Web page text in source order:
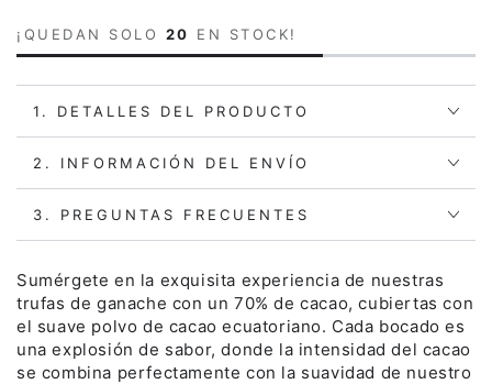
¡QUEDAN SOLO 20 EN STOCK!
1. DETALLES DEL PRODUCTO
2. INFORMACIÓN DEL ENVÍO
3. PREGUNTAS FRECUENTES
Sumérgete en la exquisita experiencia de nuestras
trufas de ganache con un 70% de cacao, cubiertas con
el suave polvo de cacao ecuatoriano. Cada bocado es
una explosión de sabor, donde la intensidad del cacao
se combina perfectamente con la suavidad de nuestro